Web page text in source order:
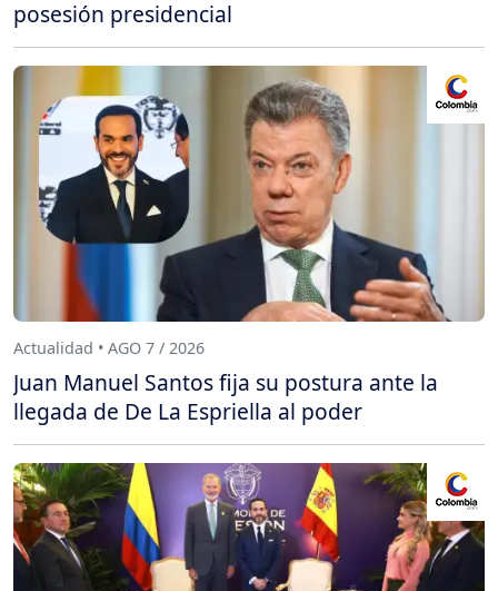
posesión presidencial
Actualidad • AGO 7 / 2026
Juan Manuel Santos fija su postura ante la
llegada de De La Espriella al poder